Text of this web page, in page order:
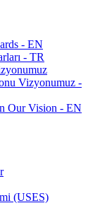
- EN
- TR
Vizyonumuz -
Our Vision - EN
(USES)